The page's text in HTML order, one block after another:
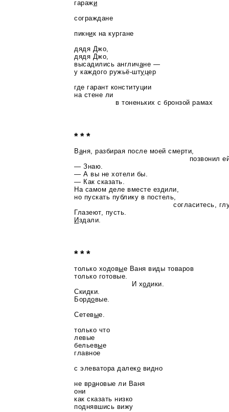
гаражи
сограждане
пикник на кургане
дядя Джо,
дядя Джо,
высадились англичане —
у каждогоружьё-штуцер
где гарант конституции
на стене ли
в тоненьких с бронзой рамах
* * *
Ваня, разбирая после моей смерти,
позвонил
— Знаю.
— А вы не хотели бы.
— Как сказать.
На самом деле вместе ездили,
но пускать публику в постель,
согласитесь,
Глазеют, пусть.
Издали.
* * *
только ходовые Ваня виды товаров
только готовые.
И ходики.
Скидки.
Бордовые.
Сетевые.
только что
левые
бельевые
главное
с элеватора далеко видно
не врановые ли Ваня
они
как сказать низко
поднявшись вижу